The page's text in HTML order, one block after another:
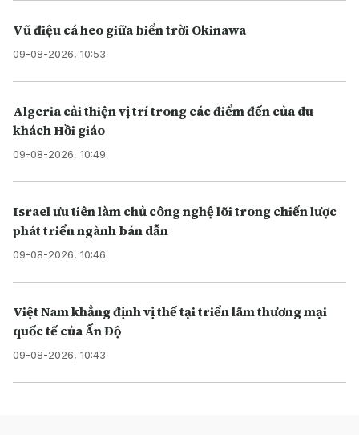
Vũ điệu cá heo giữa biển trời Okinawa
09-08-2026, 10:53
Algeria cải thiện vị trí trong các điểm đến của du
khách Hồi giáo
09-08-2026, 10:49
Israel ưu tiên làm chủ công nghệ lõi trong chiến lược
phát triển ngành bán dẫn
09-08-2026, 10:46
Việt Nam khẳng định vị thế tại triển lãm thương mại
quốc tế của Ấn Độ
09-08-2026, 10:43